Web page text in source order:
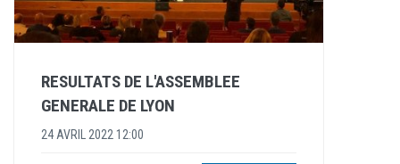
RESULTATS DE L'ASSEMBLEE
GENERALE DE LYON
24 AVRIL 2022 12:00